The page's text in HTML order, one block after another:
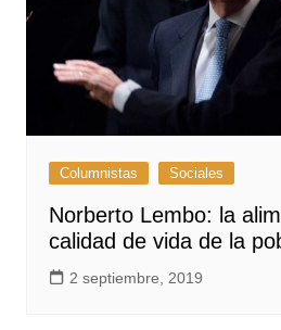
Columnistas Sociales
Norberto Lembo: la
calidad de vida de la
2 septiembre, 2019